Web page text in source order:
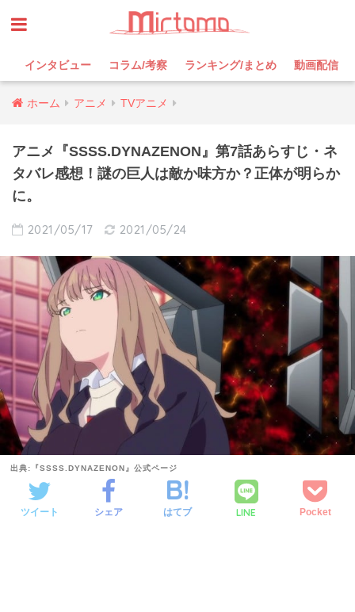
インタビュー コラム/考察 ランキング/まとめ 動画配信
ホーム アニメ TVアニメ
アニメ『SSSS.DYNAZENON』第7話あらすじ・ネ
タバレ感想！謎の巨人は敵か味方か？正体が明らか
に。
2021/05/17 2021/05/24
出典:『SSSS.DYNAZENON』公式ページ
ツイート シェア はてブ LINE Pocket